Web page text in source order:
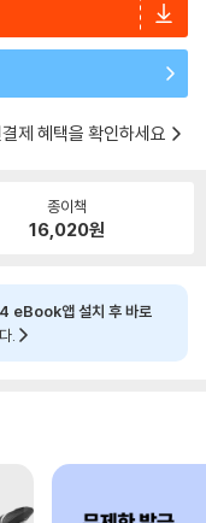
제 혜택을 확인하세요
종이책
16,020원
eBook앱 설치 후 바로
.